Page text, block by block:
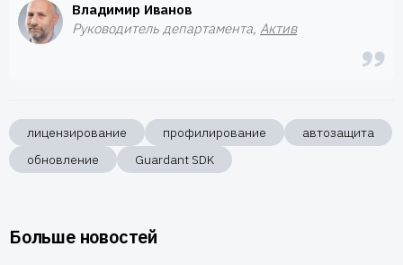
Владимир Иванов
Руководитель департамента, Актив
лицензирование профилирование
автозащита
обновление
Guardant SDK
Больше новостей